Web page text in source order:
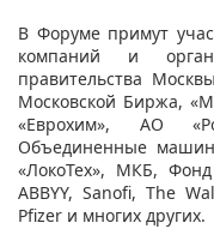
В Форуме примут
компаний и
правительства
Московской Биржа,
«Еврохим», АО
Объединенные
«ЛокоТех», МКБ,
ABBYY, Sanofi, The
Pfizer и многих других.